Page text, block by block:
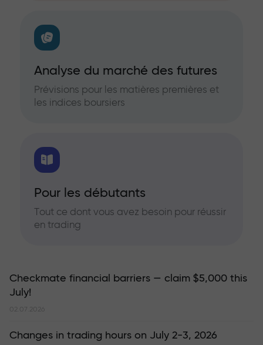
Analyse du marché des futures
Prévisions pour les matières premières et
les indices boursiers
Pour les débutants
Tout ce dont vous avez besoin pour réussir
en trading
Checkmate financial barriers — claim $5,000 this
July!
02.07.2026
Changes in trading hours on July 2-3, 2026